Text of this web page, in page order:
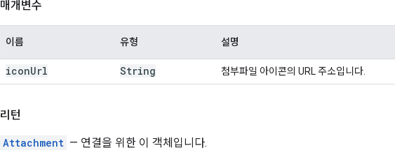
매개변수
이름 유형 설명
iconUrl String 첨부파일 아이콘의 URL 주소입니다.
리턴
Attachment — 연결을 위한 이 객체입니다.